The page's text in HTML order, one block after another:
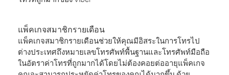
แพ็คเกจสมาชิกรายเดือน
แพ็คเกจสมาชิกรายเดือนช่วยให้คุณมีอิสระในการโทรไป
ต่างประเทศถึงหมายเลขโทรศัพท์พื้นฐานและโทรศัพท์มือถือ
ในอัตราค่าโทรที่ถูกมากได้โดยไม่ต้องคอยต่ออายุแพ็คเกจ